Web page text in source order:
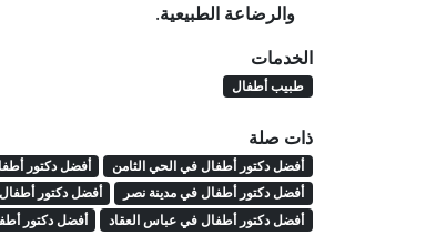
والرضاعة الطبيعية.
الخدمات
طبيب أطفال
ذات صلة
أفضل دكتور أطفال في الحي الثامن أفضل دكتور
أفضل دكتور أطفال في مدينة نصر
أفضل دكتور
أفضل دكتور أطفال في عباس العقاد
أفضل دكتور